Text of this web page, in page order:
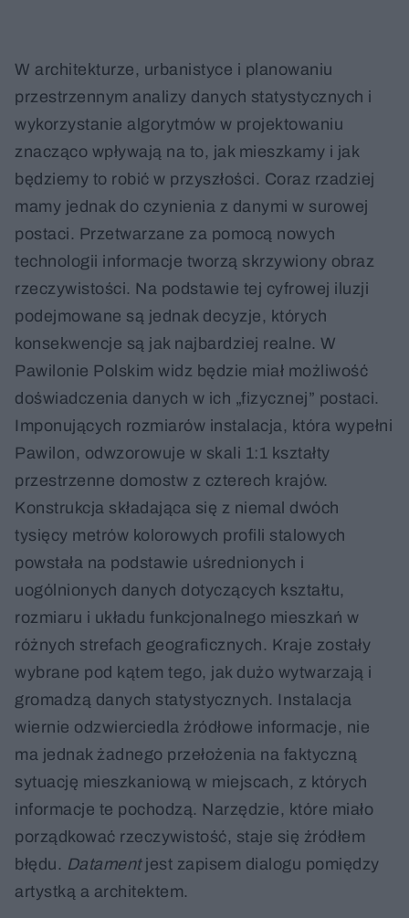
W architekturze, urbanistyce i planowaniu
przestrzennym analizy danych statystycznych i
wykorzystanie algorytmów w projektowaniu
znacząco wpływają na to, jak mieszkamy i jak
będziemy to robić w przyszłości. Coraz rzadziej
mamy jednak do czynienia z danymi w surowej
postaci. Przetwarzane za pomocą nowych
technologii informacje tworzą skrzywiony obraz
rzeczywistości. Na podstawie tej cyfrowej iluzji
podejmowane są jednak decyzje, których
konsekwencje są jak najbardziej realne. W
Pawilonie Polskim widz będzie miał możliwość
doświadczenia danych w ich „fizycznej” postaci.
Imponujących rozmiarów instalacja, która wypełni
Pawilon, odwzorowuje w skali 1:1 kształty
przestrzenne domostw z czterech krajów.
Konstrukcja składająca się z niemal dwóch
tysięcy metrów kolorowych profili stalowych
powstała na podstawie uśrednionych i
uogólnionych danych dotyczących kształtu,
rozmiaru i układu funkcjonalnego mieszkań w
różnych strefach geograficznych. Kraje zostały
wybrane pod kątem tego, jak dużo wytwarzają i
gromadzą danych statystycznych. Instalacja
wiernie odzwierciedla źródłowe informacje, nie
ma jednak żadnego przełożenia na faktyczną
sytuację mieszkaniową w miejscach, z których
informacje te pochodzą. Narzędzie, które miało
porządkować rzeczywistość, staje się źródłem
błędu. Datamentjest zapisem dialogu pomiędzy
artystką a architektem.